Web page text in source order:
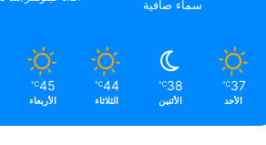
سماء صافية
37
℃
الأحد
38
℃
الأثنين
44
℃
الثلاثاء
45
℃
الأربعاء